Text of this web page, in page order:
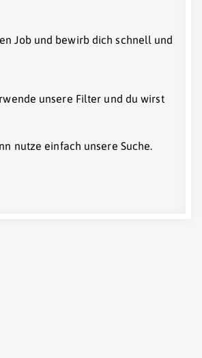
Job und bewirb dich schnell und
unsere Filter und du wirst
nutze einfach unsere Suche.